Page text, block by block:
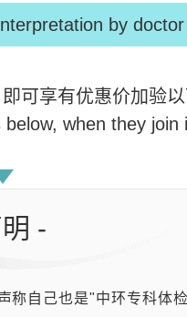
by doctor
可享有优惠价加验
when they
-
称自己也是"中环专科体